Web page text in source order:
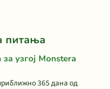
питања
узгој Monstera
365 дана од